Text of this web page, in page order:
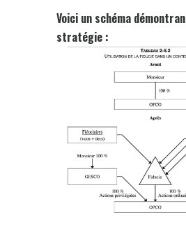
Voici un schéma
stratégie :